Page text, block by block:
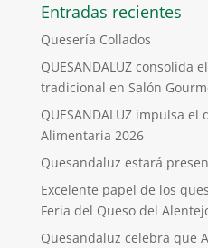
Entradas recientes
Quesería Collados
QUESANDALUZ consolida
tradicional en Salón
QUESANDALUZ impulsa
Alimentaria 2026
Quesandaluz estará
Excelente papel de los
Feria del Queso del
Quesandaluz celebra que